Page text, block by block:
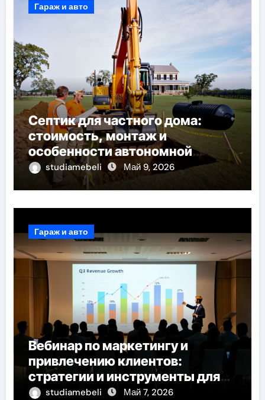
Гараж и авто
Септик для частного дома:
стоимость, монтаж и
особенности автономной
канализации
studiamebeli Май 9, 2026
Гараж и авто
Вебинар по маркетингу и
привлечению клиентов:
стратегии и инструменты для
роста продаж
studiamebeli Май 7, 2026